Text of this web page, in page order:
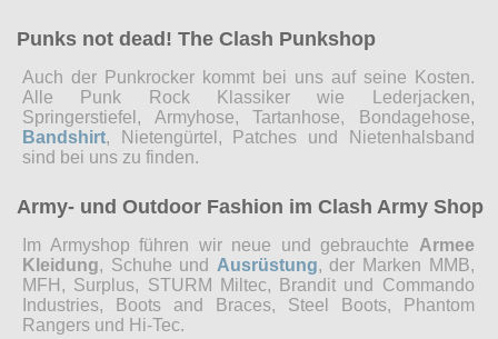
Punks not dead! The Clash Punkshop
Auch der Punkrocker kommt bei uns auf seine Kosten.
Alle Punk Rock Klassiker wie Lederjacken,
Springerstiefel, Armyhose, Tartanhose, Bondagehose,
Bandshirt, Nietengürtel, Patches und Nietenhalsband
sind bei uns zu finden.
Army- und Outdoor Fashion im Clash Army Shop
Im Armyshop führen wir neue und gebrauchte Armee
Kleidung, Schuhe und Ausrüstung, der Marken MMB,
MFH, Surplus, STURM Miltec, Brandit und Commando
Industries, Boots and Braces, Steel Boots, Phantom
Rangers und Hi-Tec.